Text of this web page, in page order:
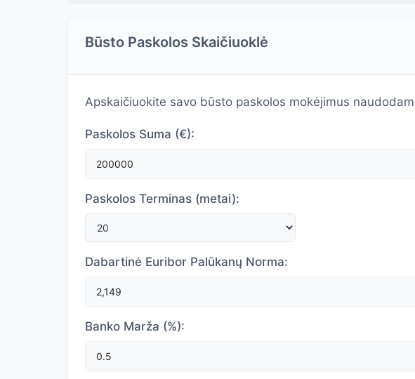
Būsto Paskolos Skaičiuoklė
Apskaičiuokite savo būsto paskolos mokėjimus
Paskolos Suma (€):
Paskolos Terminas (metai):
Dabartinė Euribor Palūkanų Norma:
Banko Marža (%):